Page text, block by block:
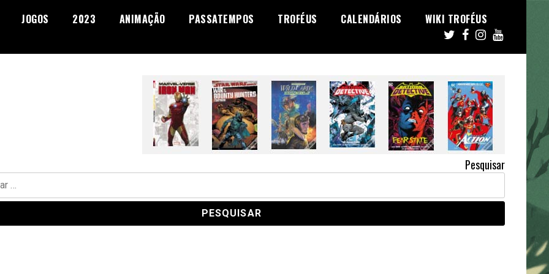
JOGOS 2023 ANIMAÇÃO PASSATEMPOS TROFÉUS CALENDÁRIOS WIKI TROFÉUS
Pesquisar